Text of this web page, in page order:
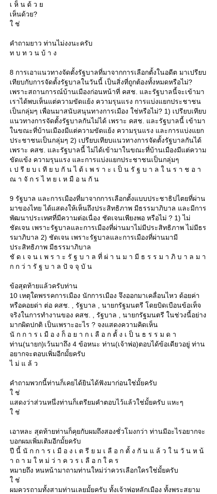
เ ห็ น ด้ ว
เห็นด้วย?
ช่
คำถามยาว ท่านไม่งงนะครับ
ท บ ท ว น บ้ า ง
8 การเอาแนวทางจัดตั้งรัฐบาลที่มาจากการเลือกตั้งในอดีต มาเปรียบ
เทียบกับการจัดตั้งรัฐบาลในวันนี้ เป็นสิ่งที่ถูกต้องทั้งหมดหรือไม่?
เพราะสถานการณ์บ้านเมืองก่อนหน้าที่ คสช. และรัฐบาลนี้จะเข้ามา
เราได้พบเห็นแต่ความขัดแย้ง ความรุนแรง การแบ่งแยกประชาชน
เป็นกลุ่มๆ เพื่อนมาสนับสนุนทางการเมือง ใช่หรือไม่? 1) เปรียบเทียบ
นวทางการจัดตั้งรัฐบาลกันไม่ได้ เพราะ คสช. และรัฐบาลนี้ เข้ามา
นขณะที่บ้านเมืองมีแต่ความขัดแย้ง ความรุนแรง และการแบ่งแยก
ประชาชนเป็นกลุ่มๆ 2) เปรียบเทียบแนวทางการจัดตั้งรัฐบาลกันได้
เพราะ คสช. และรัฐบาลนี้ ไม่ได้เข้ามาในขณะที่บ้านเมืองมีแต่ความ
ขัดแข้ง ความรุนแรง และการแบ่งแยกประชาชนเป็นกลุ่มๆ
เ ป รี ย บ เ ที ย บ กั น ไ ด้ เ พ ร า ะ เ ป็ น รั ฐ บ า ล ใ น ร า ช อ า
ณ า จั ก ร ไ ท ย เ ห มื อ น กั น
9 รัฐบาล และการเมืองที่มาจากการเลือกตั้งแบบประชาธิปไตยที่ผ่าน
มาของไทย ได้แสดงให้เห็นถึงประสิทธิภาพ มีธรรมาภิบาล และมีการ
พัฒนาประเทศที่มีความต่อเนื่อง ชัดเจนเพียงพอ หรือไม่ ? 1) ไม่
ชัดเจน เพราะรัฐบาลและการเมืองที่ผ่านมาไม่มีประสิทธิภาพ ไม่มีธร
รมาภิบาล 2) ชัดเจน เพราะรัฐบาลและการเมืองที่ผ่านมามี
ประสิทธิภาพ มีธรรมาภิบาล
ชั ด เ จ น เ พ ร า ะ รั ฐ บ า ล ที่ ผ่ า น ม า มี ธ ร ร ม า ภิ บ า ล ม า
ก ก ว่ า รั ฐ บ า ล ปั จ จุ บั น
ข้อสุดท้ายแล้วครับท่าน
10 เหตุใดพรรคการเมือง นักการเมือง จึงออกมาเคลื่อนไหว ด้อยค่า
หรือคอยด่า ต่อ คสช. , รัฐบาล , นายกรัฐมนตรี โดยบิดเบือนข้อเท็จ
จริงในการทำงานของ คสช. , รัฐบาล , นายกรัฐมนตรี ในช่วงนี้อย่าง
มากผิดปกติ เป็นเพราะอะไร ? จงแสดงความคิดเห็น
นั ก ก า ร เ มื อ ง ก็ อ ย า ก เ ลื อ ก ตั้ ง เ ป็ น ธ ร ร ม ด า
ท่าน(นายก)เว้นมาถึง 4 ข้อหนะ ท่าน(เจ้าพ่อ)ตอบได้ข้อเดียวอยู่ ท่าน
อยากจะตอบเพิ่มอีกมั้ยครับ
ไ ม่ แ ล้ ว
คำถามพวกนี้ท่านก็เคยได้ยินได้ฟังมาก่อนใช่มั้ยครับ
ช่
สดงว่าส่วนหนึ่งท่านก็เตรียมคำตอบไว้แล้วใช่มั้ยครับ แหะๆ
ช่
เอาหละ สุดท้ายท่านก็คุยกับผมถึงสองชั่วโมงกว่า ท่านมีอะไรอยากจะ
บอกผมเพิ่มเติมอีกมั้ยครับ
ปี นี้ นั ก ก า ร เ มื อ ง เ ต รี ย ม เ ลื อ ก ตั้ ง กั น แ ล้ ว ใ น วั น ห น้
า ถ า ม ใ ห ม่ ว่ า ค ว ร เ ลื อ ก ใ ค ร
หมายถึง หนหน้ามาถามท่านใหม่ว่าควรเลือกใครใช่มั้ยครับ
ช่
ผมควรถามทั้งสามท่านเลยมั้ยครับ ทั้งเจ้าพ่อหลักเมือง ทั้งพระสยาม